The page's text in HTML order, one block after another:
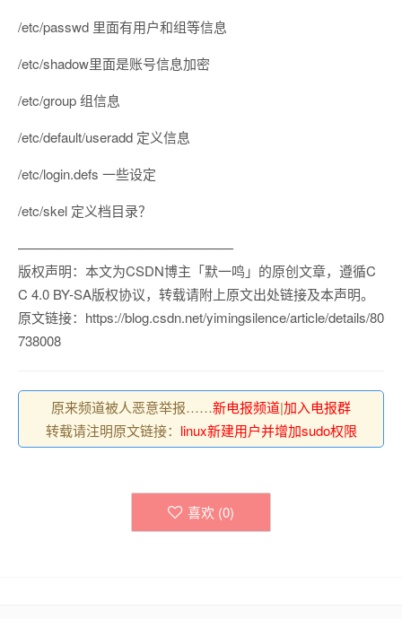
/etc/passwd 里面有用户和组等信息
/etc/shadow里面是账号信息加密
/etc/group 组信息
/etc/default/useradd 定义信息
/etc/login.defs 一些设定
/etc/skel 定义档目录？
————————————————
版权声明：本文为CSDN博主「默一鸣」的原创文章，遵循C
C 4.0 BY-SA版权协议，转载请附上原文出处链接及本声明。
原文链接：https://blog.csdn.net/yimingsilence/article/details/80
738008
原来频道被人恶意举报……新电报频道|加入电报群
转载请注明原文链接： linux新建用户并增加sudo权限
喜欢 (0)